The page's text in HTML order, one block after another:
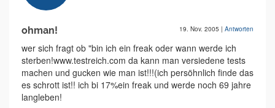
ohman! 19. Nov. 2005 | Antworten
wer sich fragt ob "bin ich ein freak oder wann werde ich
sterben!www.testreich.com da kann man versiedene tests
machen und gucken wie man ist!!!(ich persöhnlich finde das
es schrott ist!! ich bi 17%ein freak und werde noch 69 jahre
langleben!